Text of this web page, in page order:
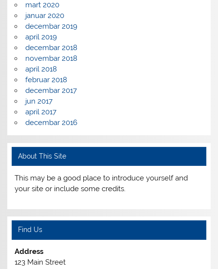
mart 2020
januar 2020
decembar 2019
april 2019
decembar 2018
novembar 2018
april 2018
februar 2018
decembar 2017
jun 2017
april 2017
decembar 2016
About This Site
This may be a good place to introduce yourself and
your site or include some credits.
Find Us
Address
123 Main Street